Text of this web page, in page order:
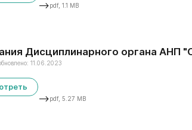
-->pdf, 1.1 MB
Дисциплинарного органа
11.06.2023
-->pdf, 5.27 MB